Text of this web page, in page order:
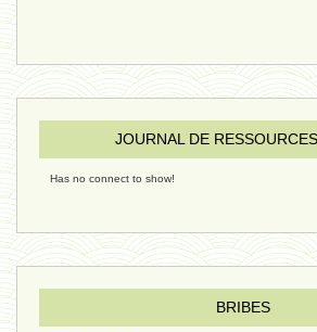
sous-groupe humain - 27 juillet
riche - 25 juillet 2024
Introduction V1 - 6 juin 2024
JOURNAL DE
Has no connect to show!
BRIBES